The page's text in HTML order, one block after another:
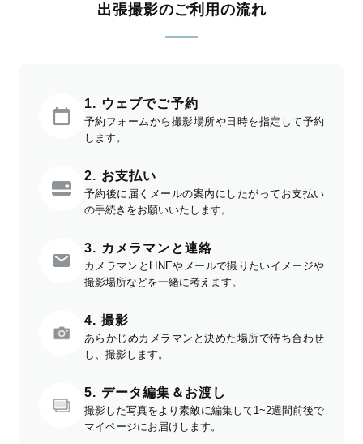
出張撮影のご利用の流れ
1. ウェブでご予約
予約フォームから撮影場所や日時を指定して予約
します。
2. お支払い
予約後に届くメールの案内にしたがってお支払い
の手続きをお願いいたします。
3. カメラマンと連絡
カメラマンとLINEやメールで撮りたいイメージや
撮影場所などを一緒に考えます。
4. 撮影
あらかじめカメラマンと決めた場所で待ち合わせ
し、撮影します。
5. データ編集＆お渡し
撮影した写真をより素敵に編集して1~2週間前後で
マイページにお届けします。